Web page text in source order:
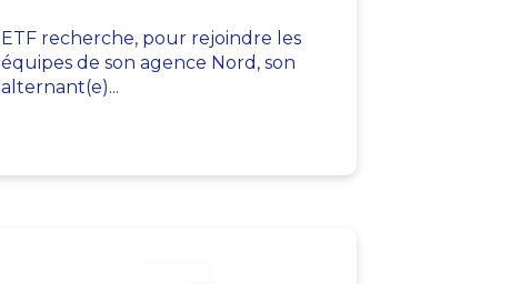
ETF recherche, pour rejoindre les
équipes de son agence Nord, son
alternant(e)...